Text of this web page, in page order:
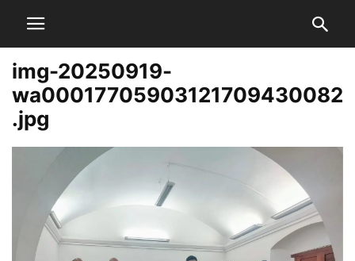
img-20250919-
wa00017705903121709430082
.jpg